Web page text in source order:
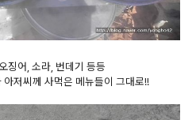
징어, 소라, 번데기 등등
저씨께 사먹은 메뉴들이 그대로!!